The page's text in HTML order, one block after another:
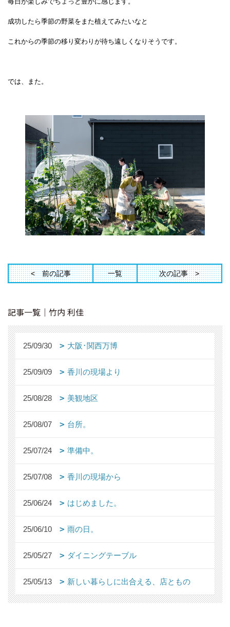
成功したら季節の野菜をまた植えてみたいなと
これからの季節の移り変わりが待ち遠しくなりそうです。
では、また。
前の記事 一覧 次の記事
記事一覧｜竹内 利佳
25/09/30 大阪･関西万博
25/09/09 香川の現場より
25/08/28 美観地区
25/08/07 台所。
25/07/24 準備中。
25/07/08 香川の現場から
25/06/24 はじめました。
25/06/10 雨の日。
25/05/27 ダイニングテーブル
25/05/13 新しい暮らしに出合える、店ともの